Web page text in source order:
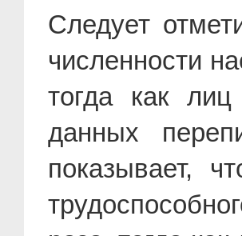
Следует
численности
тогда как
данных
показывает,